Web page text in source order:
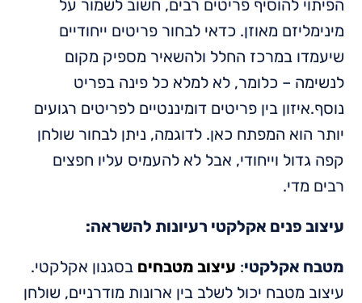
הפיתוי להוסיף פריטים רבים, חשוב לשמור על
מינימליזם מאוזן. כדאי לבחור פריטים ייחודיים
שיעמדו במרכז החלל ולהשאיר מספיק מקום
לנשימה – כלומר, לא למלא כל פינה בפריט
נוסף.איזון בין פריטים דומיננטיים לפריטים רגועים
יותר הוא המפתח כאן. לדוגמה, ניתן לבחור שולחן
קפה גדול וייחודי, אבל לא להעמיס עליו חפצים
רבים מדי.
עיצוב פנים אקלקטי רעיונות להשראה:
מטבח אקלקטי: עיצוב מטבחים בסגנון אקלקטי.
עיצוב מטבח יכול לשלב בין ארונות מודרניים, שולחן